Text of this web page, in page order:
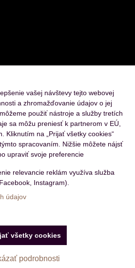
ochrany osobných údajov
vašej návštevy tejto webovej
a zhromažďovanie údajov o jej
použiť nástroje a služby tretích
sa môžu preniesť k partnerom v EÚ,
Kliknutím na „Prijať všetky cookies“
spracovaním. Nižšie môžete nájsť
upraviť svoje preferencie
relevancie reklám využíva služba
Instagram).
údajov
podrobnosti
všetky cookies